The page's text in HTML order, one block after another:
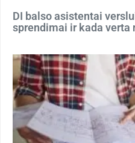
DI balso asistentai
sprendimai ir kada verta